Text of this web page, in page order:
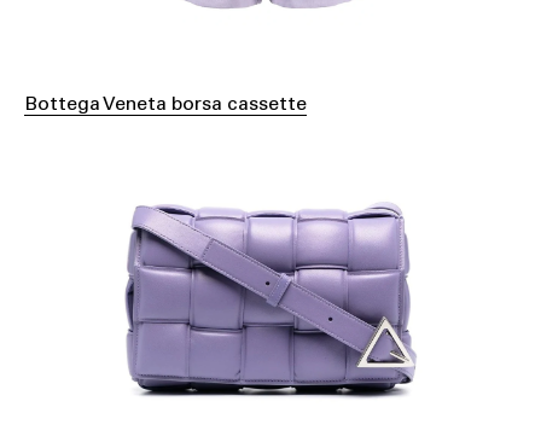
Bottega Veneta borsa cassette